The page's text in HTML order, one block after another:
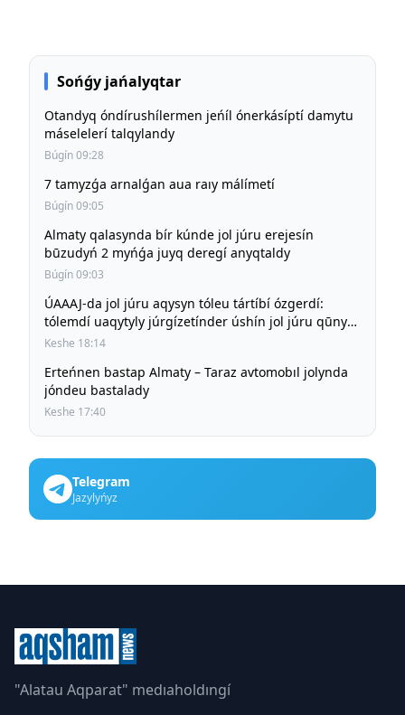
Sońǵy jańalyqtar
Otandyq óndírushílermen jeńíl ónerkásíptí damytu
máselelerí talqylandy
Búgín 09:28
7 tamyzǵa arnalǵan aua raıy málímetí
Búgín 09:05
Almaty qalasynda bír kúnde jol júru erejesín
būzudyń 2 myńǵa juyq deregí anyqtaldy
Búgín 09:03
ÚAAAJ-da jol júru aqysyn tóleu tártíbí ózgerdí:
tólemdí uaqytyly júrgízetínder úshín jol júru qūny
būrynǵy deńgeıde saqtalady
Keshe 18:14
Erteńnen bastap Almaty – Taraz avtomobıl jolynda
jóndeu bastalady
Keshe 17:40
Telegram
Jazylyńyz
"Alatau Aqparat" medıaholdıngí